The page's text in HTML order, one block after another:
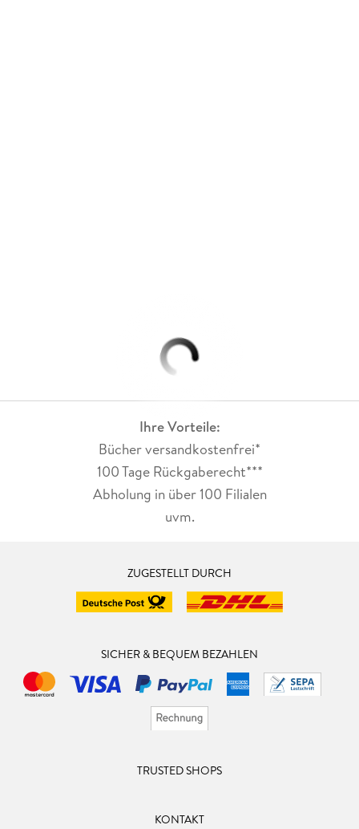
Ihre Vorteile:
Bücher versandkostenfrei*
100 Tage Rückgaberecht***
Abholung in über 100 Filialen
uvm.
ZUGESTELLT DURCH
SICHER & BEQUEM BEZAHLEN
TRUSTED SHOPS
KONTAKT